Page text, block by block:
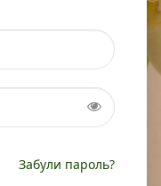
Забули пароль?